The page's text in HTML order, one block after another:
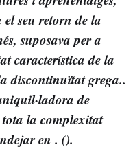
seu retorn de la
suposava per a
característica de la
discontinuïtat grega..
de
la complexitat
en . ().